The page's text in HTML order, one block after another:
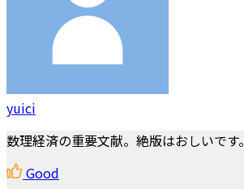
yuici
数理経済の重要文献。絶版はおしいです。
Good